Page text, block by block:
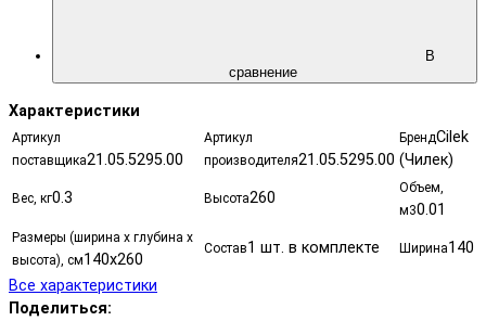
В
сравнение
Характеристики
Артикул
поставщика21.05.5295.00
Артикул
производителя21.05.5295.00
БрендCilek
(Чилек)
Вес, кг0.3 Высота260
Объем,
м30.01
Размеры (ширина х глубина х
высота), см140x260
Состав1 шт. в комплекте Ширина140
Все характеристики
Поделиться: